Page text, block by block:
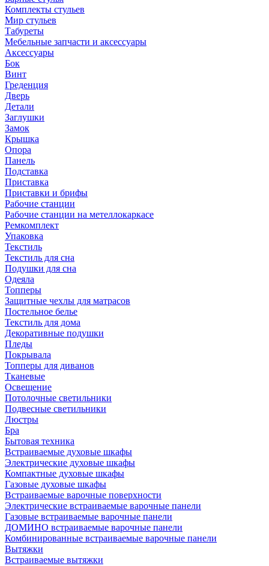
Комплекты стульев
Мир стульев
Табуреты
Мебельные запчасти и аксессуары
Аксессуары
Бок
Винт
Греденция
Дверь
Детали
Заглушки
Замок
Крышка
Опора
Панель
Подставка
Приставка
Приставки и брифы
Рабочие станции
Рабочие станции на метеллокаркасе
Ремкомплект
Упаковка
Текстиль
Текстиль для сна
Подушки для сна
Одеяла
Топперы
Защитные чехлы для матрасов
Постельное белье
Текстиль для дома
Декоративные подушки
Пледы
Покрывала
Топперы для диванов
Тканевые
Освещение
Потолочные светильники
Подвесные светильники
Люстры
Бра
Бытовая техника
Встраиваемые духовые шкафы
Электрические духовые шкафы
Компактные духовые шкафы
Газовые духовые шкафы
Встраиваемые варочные поверхности
Электрические встраиваемые варочные панели
Газовые встраиваемые варочные панели
ДОМИНО встраиваемые варочные панели
Комбинированные встраиваемые варочные панели
Вытяжки
Встраиваемые вытяжки